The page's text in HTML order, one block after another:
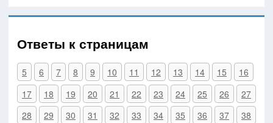
Ответы к страницам
5 6 7 8 9 10 11 12 13 14 15
16
17
18 19 20 21 22 23 24 25 26
27
28
29 30 31 32 33 34 35 36 37
38